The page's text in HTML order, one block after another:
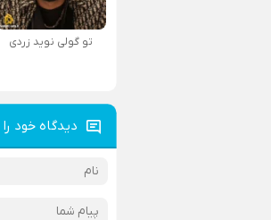
تو گولی نوید زردی
دیدگاه خود